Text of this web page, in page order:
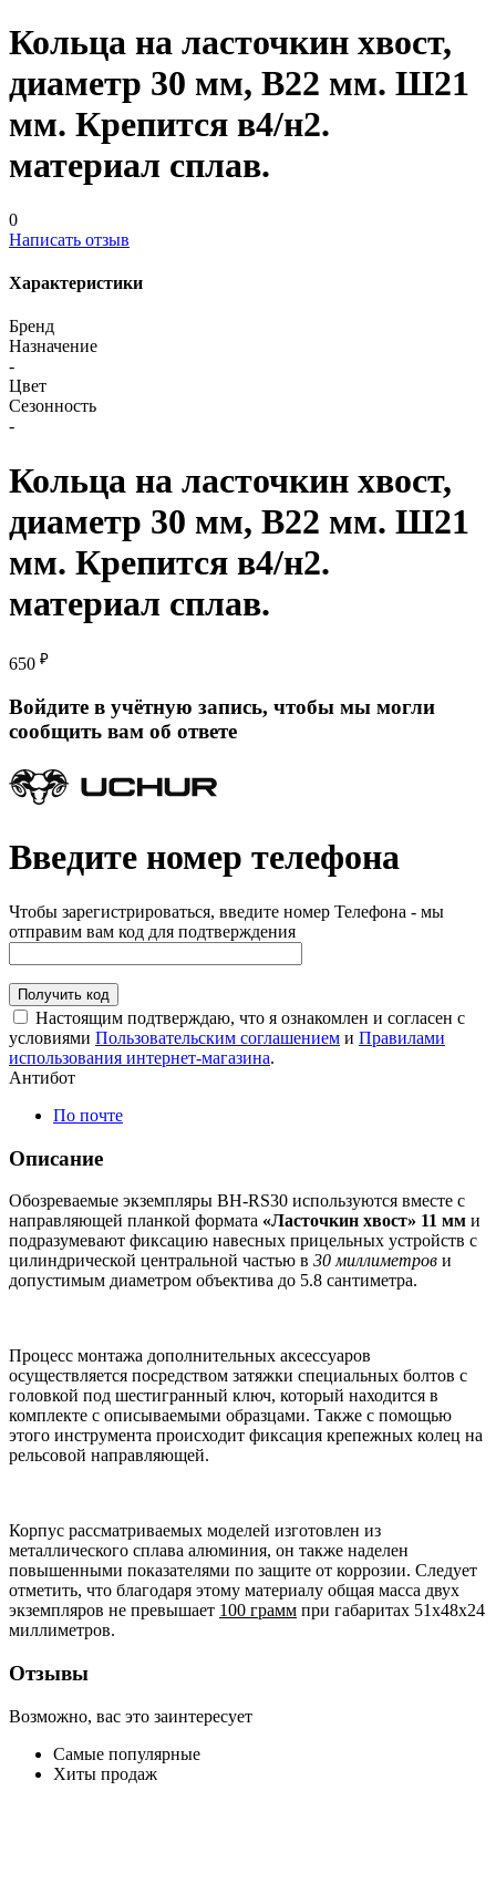
Кольца на ласточкин хвост,
диаметр 30 мм, В22 мм. Ш21
мм. Крепится в4/н2.
материал сплав.
0
Написать отзыв
Характеристики
Бренд
Назначение
-
Цвет
Сезонность
-
Кольца на ласточкин хвост,
диаметр 30 мм, В22 мм. Ш21
мм. Крепится в4/н2.
материал сплав.
650 ₽
Войдите в учётную запись, чтобы мы могли
сообщить вам об ответе
Введите номер телефона
Чтобы зарегистрироваться, введите номер Телефона - мы
отправим вам код для подтверждения
Получить код
Настоящим подтверждаю, что я ознакомлен и согласен с
условиями Пользовательским соглашением и Правилами
использования интернет-магазина.
Антибот
По почте
Описание
Обозреваемые экземпляры BH-RS30 используются вместе с
направляющей планкой формата «Ласточкин хвост» 11 мм и
подразумевают фиксацию навесных прицельных устройств с
цилиндрической центральной частью в 30 миллиметров и
допустимым диаметром объектива до 5.8 сантиметра.
Процесс монтажа дополнительных аксессуаров
осуществляется посредством затяжки специальных болтов с
головкой под шестигранный ключ, который находится в
комплекте с описываемыми образцами. Также с помощью
этого инструмента происходит фиксация крепежных колец на
рельсовой направляющей.
Корпус рассматриваемых моделей изготовлен из
металлического сплава алюминия, он также наделен
повышенными показателями по защите от коррозии. Следует
отметить, что благодаря этому материалу общая масса двух
экземпляров не превышает 100 грамм при габаритах 51x48x24
миллиметров.
Отзывы
Возможно, вас это заинтересует
Самые популярные
Хиты продаж